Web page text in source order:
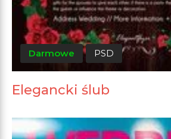
Darmowe PSD
Elegancki ślub